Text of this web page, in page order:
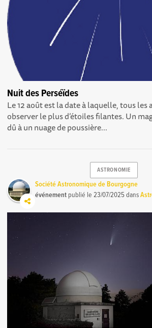
Nuit des Perséïdes
Le 12 août est la date à laquelle, tous les
observer le plus d’étoiles filantes. Un
dû à un nuage de poussière...
ASTRONOMIE
Société Astronomique de Bourgogne
événement publié le23/07/2025dans